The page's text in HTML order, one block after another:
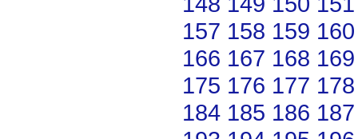
157 158 159 160
166 167 168 169
175 176 177 178
184 185 186 187